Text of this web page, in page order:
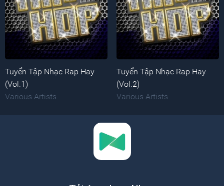
Tuyển Tập Nhạc Rap Hay
(Vol.1)
Various Artists
Tuyển Tập Nhạc Rap Hay
(Vol.2)
Various Artists